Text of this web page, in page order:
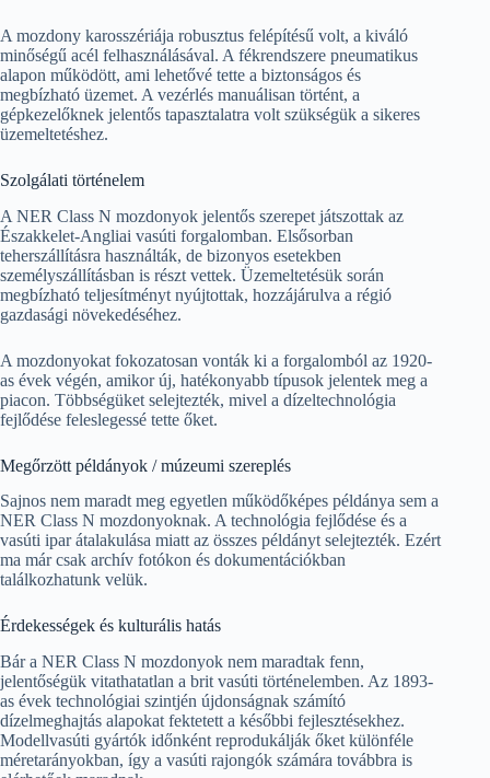
A mozdony karosszériája robusztus felépítésű volt, a kiváló
minőségű acél felhasználásával. A fékrendszere pneumatikus
alapon működött, ami lehetővé tette a biztonságos és
megbízható üzemet. A vezérlés manuálisan történt, a
gépkezelőknek jelentős tapasztalatra volt szükségük a sikeres
üzemeltetéshez.
Szolgálati történelem
A NER Class N mozdonyok jelentős szerepet játszottak az
Északkelet-Angliai vasúti forgalomban. Elsősorban
teherszállításra használták, de bizonyos esetekben
személyszállításban is részt vettek. Üzemeltetésük során
megbízható teljesítményt nyújtottak, hozzájárulva a régió
gazdasági növekedéséhez.
A mozdonyokat fokozatosan vonták ki a forgalomból az 1920-
as évek végén, amikor új, hatékonyabb típusok jelentek meg a
piacon. Többségüket selejtezték, mivel a dízeltechnológia
fejlődése feleslegessé tette őket.
Megőrzött példányok / múzeumi szereplés
Sajnos nem maradt meg egyetlen működőképes példánya sem a
NER Class N mozdonyoknak. A technológia fejlődése és a
vasúti ipar átalakulása miatt az összes példányt selejtezték. Ezért
ma már csak archív fotókon és dokumentációkban
találkozhatunk velük.
Érdekességek és kulturális hatás
Bár a NER Class N mozdonyok nem maradtak fenn,
jelentőségük vitathatatlan a brit vasúti történelemben. Az 1893-
as évek technológiai szintjén újdonságnak számító
dízelmeghajtás alapokat fektetett a későbbi fejlesztésekhez.
Modellvasúti gyártók időnként reprodukálják őket különféle
méretarányokban, így a vasúti rajongók számára továbbra is